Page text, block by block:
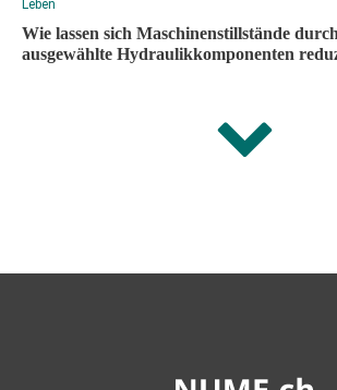
Leben
Wie lassen sich Maschinenstillstände
ausgewählte Hydraulikkomponenten